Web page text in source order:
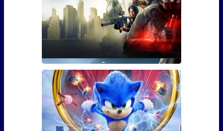
Если вы играли в Overwatch, то наверняка видели
там персона
Гайд: Как использовать бустер
30 уровня для The Division 2
Фанаты The Division 2 наверняка уже в курсе, что 3
марта игра �